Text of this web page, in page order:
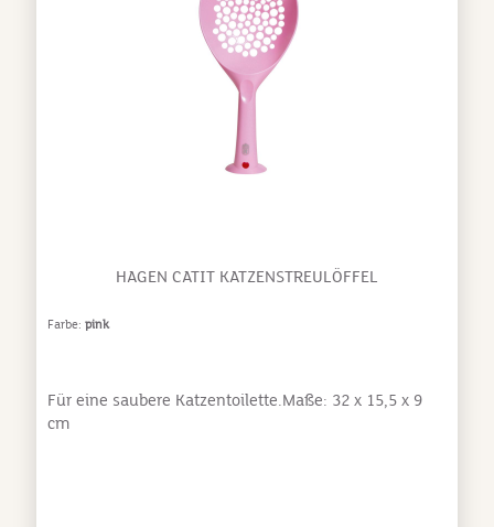
HAGEN CATIT KATZENSTREULÖFFEL
Farbe: pink
Für eine saubere Katzentoilette.Maße: 32 x 15,5 x 9
cm